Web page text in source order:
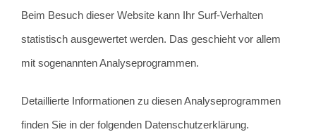
Beim Besuch dieser Website kann Ihr Surf-Verhalten
statistisch ausgewertet werden. Das geschieht vor allem
mit sogenannten Analyseprogrammen.
Detaillierte Informationen zu diesen Analyseprogrammen
finden Sie in der folgenden Datenschutzerklärung.